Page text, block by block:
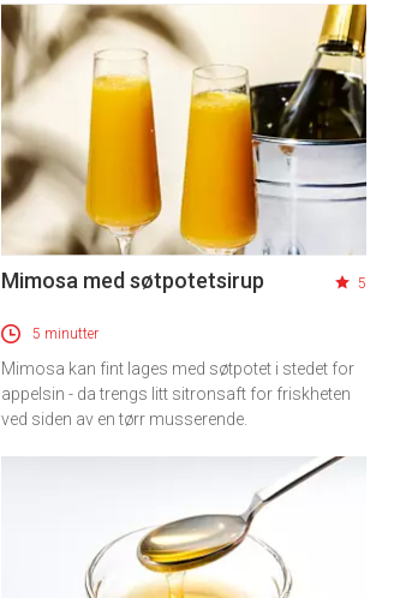
Mimosa med søtpotetsirup 5
5 minutter
Mimosa kan fint lages med søtpotet i stedet for
appelsin - da trengs litt sitronsaft for friskheten
ved siden av en tørr musserende.